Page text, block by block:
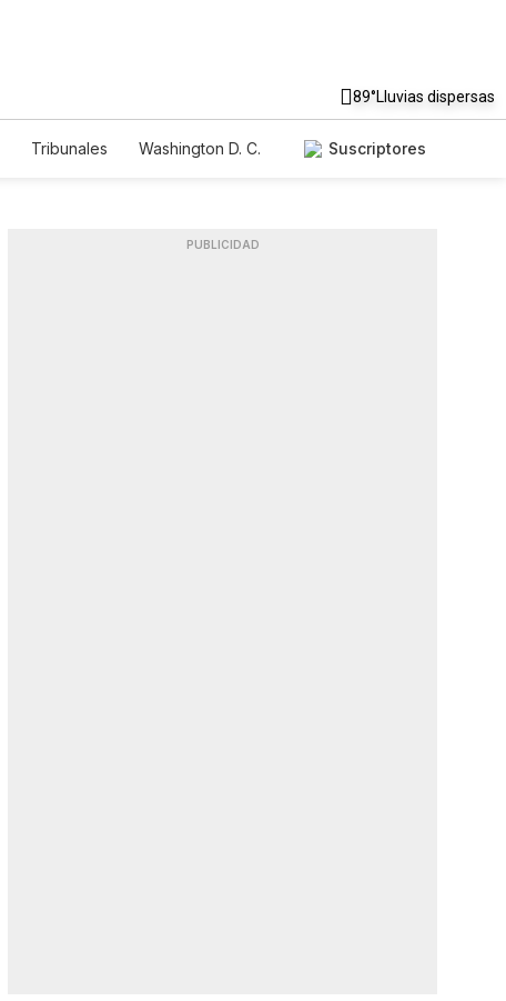
89°Lluvias dispersas
Tribunales
Washington D. C.
Suscriptores
PUBLICIDAD